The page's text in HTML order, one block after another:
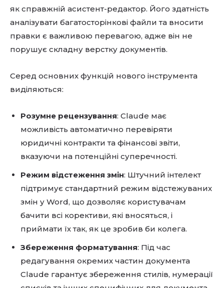
як справжній асистент-редактор. Його здатність
аналізувати багатосторінкові файли та вносити
правки є важливою перевагою, адже він не
порушує складну верстку документів.
Серед основних функцій нового інструмента
виділяються:
Розумне рецензування: Claude має
можливість автоматично перевіряти
юридичні контракти та фінансові звіти,
вказуючи на потенційні суперечності.
Режим відстеження змін: Штучний інтелект
підтримує стандартний режим відстежуваних
змін у Word, що дозволяє користувачам
бачити всі корективи, які вносяться, і
приймати їх так, як це зробив би колега.
Збереження форматування: Під час
редагування окремих частин документа
Claude гарантує збереження стилів, нумерації